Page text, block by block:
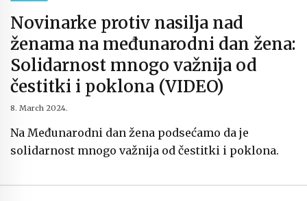
Novinarke protiv nasilja nad
ženama na međunarodni dan žena:
Solidarnost mnogo važnija od
čestitki i poklona (VIDEO)
8. March 2024.
Na Međunarodni dan žena podsećamo da je
solidarnost mnogo važnija od čestitki i poklona.